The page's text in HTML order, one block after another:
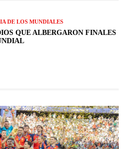
DE LOS MUNDIALES
QUE ALBERGARON FINALES